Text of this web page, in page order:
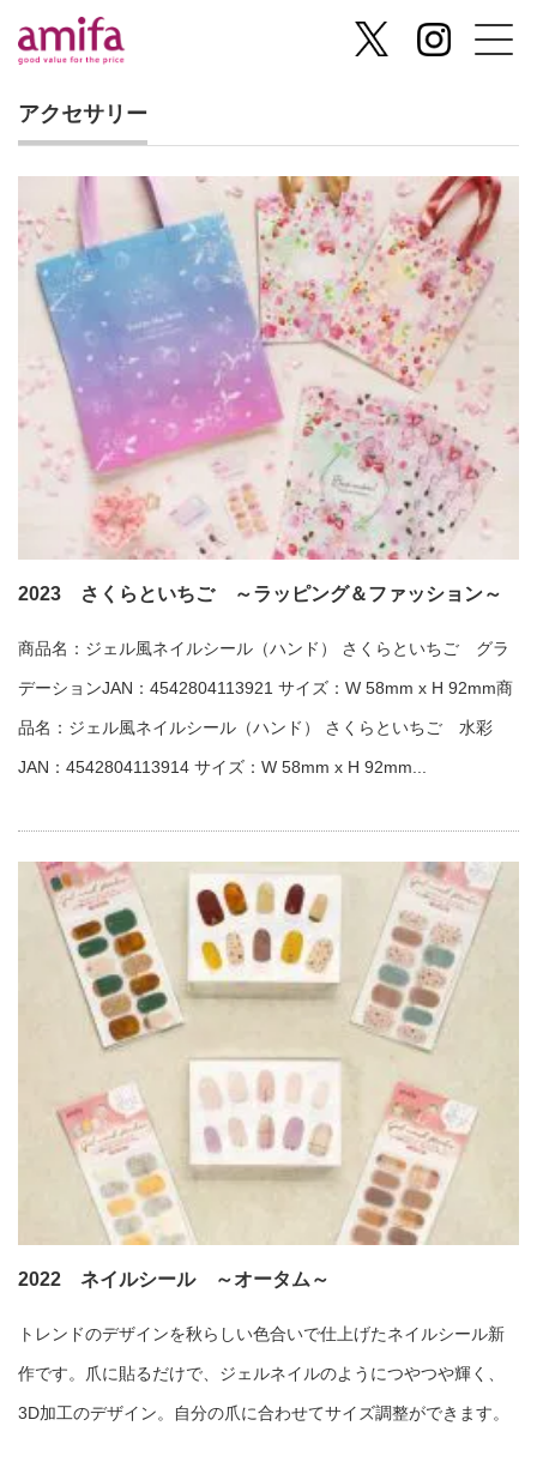
アクセサリー
2023 さくらといちご ～ラッピング＆ファッション～
商品名：ジェル風ネイルシール（ハンド） さくらといちご グラ
デーションJAN：4542804113921 サイズ：W 58mm x H 92mm商
品名：ジェル風ネイルシール（ハンド） さくらといちご 水彩
JAN：4542804113914 サイズ：W 58mm x H 92mm...
2022 ネイルシール ～オータム～
トレンドのデザインを秋らしい色合いで仕上げたネイルシール新
作です。爪に貼るだけで、ジェルネイルのようにつやつや輝く、
3D加工のデザイン。自分の爪に合わせてサイズ調整ができます。